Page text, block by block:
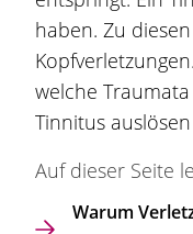
haben. Zu
welche
Tinnitus
Auf dieser Seite
Warum